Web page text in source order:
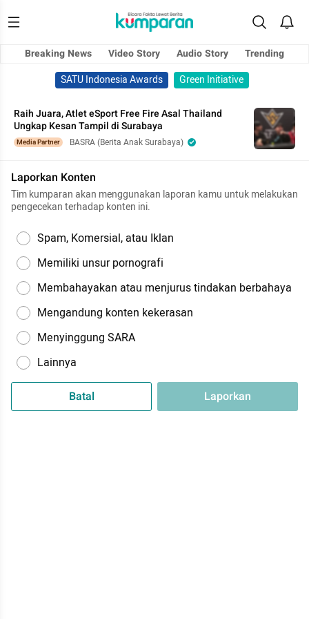
Breaking News Video Story Audio Story
Trending
SATU Indonesia Awards
Green Initiative
Raih Juara, Atlet eSport Free Fire Asal Thailand
Ungkap Kesan Tampil di Surabaya
Media Partner BASRA (Berita Anak Surabaya)
Laporkan Konten
Tim kumparan akan menggunakan laporan kamu untuk melakukan
pengecekan terhadap konten ini.
Spam, Komersial, atau Iklan
Memiliki unsur pornografi
Membahayakan atau menjurus tindakan berbahaya
Mengandung konten kekerasan
Menyinggung SARA
Lainnya
Batal Laporkan